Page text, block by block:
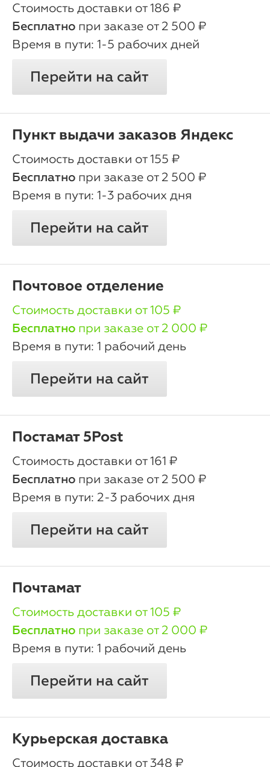
oт 186 ₽
Бесплатно при заказе от 2 500 ₽
1-5 рабочих дней
Перейти на сайт
Пункт выдачи заказов Яндекс
oт 155 ₽
Бесплатно при заказе от 2 500 ₽
1-3 рабочих дня
Перейти на сайт
Почтовое отделение
oт 105 ₽
Бесплатно при заказе от 2 000 ₽
1 рабочий день
Перейти на сайт
Постамат 5Post
oт 161 ₽
Бесплатно при заказе от 2 500 ₽
2-3 рабочих дня
Перейти на сайт
Почтамат
oт 105 ₽
Бесплатно при заказе от 2 000 ₽
1 рабочий день
Перейти на сайт
Курьерская доставка
oт 348 ₽